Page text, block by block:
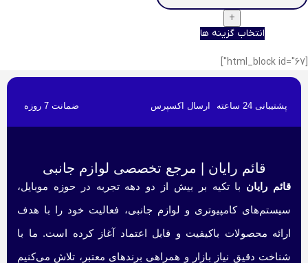
انتخاب گزینه ها
[html_block id="67"]
پشتیبانی 24 ساعته ارسال اکسپرس ضمانت 7 روزه
قائم رایان | مرجع تخصصی لوازم جانبی
قائم رایان با تکیه بر بیش از دو دهه تجربه در حوزه موبایل،
سیستم‌های کامپیوتری و لوازم جانبی، فعالیت خود را با هدف
ارائه محصولات باکیفیت و قابل اعتماد آغاز کرده است. ما با
شناخت دقیق نیاز بازار و همراهی برندهای معتبر، تلاش می‌کنیم